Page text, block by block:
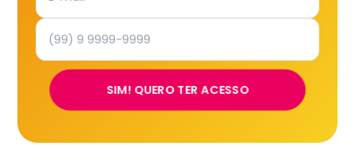
SIM! QUERO TER ACESSO